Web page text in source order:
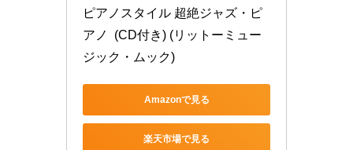
ピアノスタイル 超絶ジャズ・ピ
アノ  (CD付き) (リットーミュー
ジック・ムック)
Amazonで見る
楽天市場で見る